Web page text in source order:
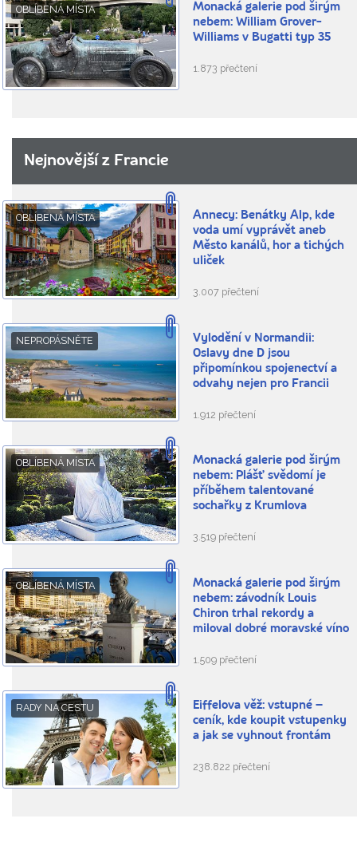
OBLÍBENÁ MÍSTA
Monacká galerie pod širým
nebem: William Grover-
Williams v Bugatti typ 35
1.873 přečtení
Nejnovější z Francie
OBLÍBENÁ MÍSTA
Annecy: Benátky Alp, kde
voda umí vyprávět aneb
Město kanálů, hor a tichých
uliček
3.007 přečtení
NEPROPÁSNĚTE
Vylodění v Normandii:
Oslavy dne D jsou
připomínkou spojenectví a
odvahy nejen pro Francii
1.912 přečtení
OBLÍBENÁ MÍSTA
Monacká galerie pod širým
nebem: Plášť svědomí je
příběhem talentované
sochařky z Krumlova
3.519 přečtení
OBLÍBENÁ MÍSTA
Monacká galerie pod širým
nebem: závodník Louis
Chiron trhal rekordy a
miloval dobré moravské víno
1.509 přečtení
RADY NA CESTU
Eiffelova věž: vstupné –
ceník, kde koupit vstupenky
a jak se vyhnout frontám
238.822 přečtení